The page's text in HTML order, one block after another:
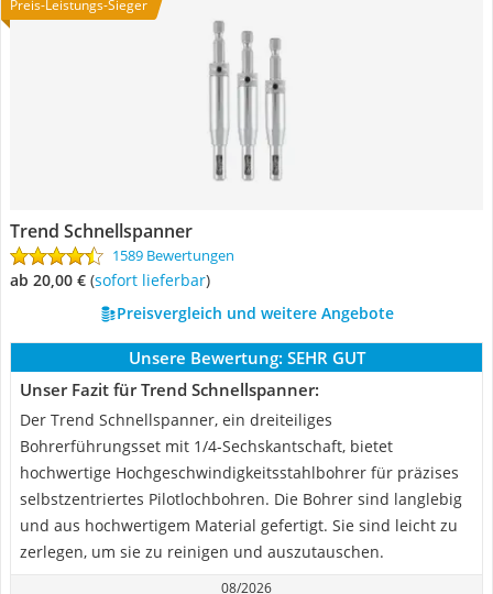
Preis-Leistungs-Sieger
Trend Schnellspanner
1589 Bewertungen
ab 20,00 € ( Sofort lieferbar)
Preisvergleich und weitere Angebote
Unsere Bewertung: SEHR GUT
Unser Fazit für Trend Schnellspanner:
Der Trend Schnellspanner, ein dreiteiliges
Bohrerführungsset mit 1/4-Sechskantschaft, bietet
hochwertige Hochgeschwindigkeitsstahlbohrer für präzises
selbstzentriertes Pilotlochbohren. Die Bohrer sind langlebig
und aus hochwertigem Material gefertigt. Sie sind leicht zu
zerlegen, um sie zu reinigen und auszutauschen.
08/2026